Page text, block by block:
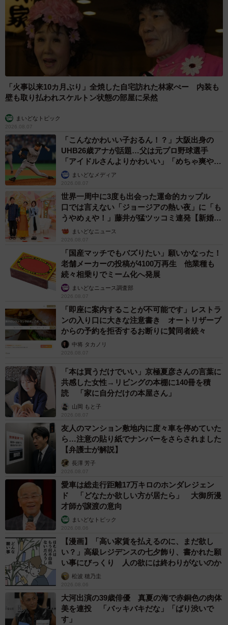
「火事以来10カ月ぶり」全焼した自宅訪れた林家ぺー 内装も
壁も取り払われスケルトン状態の部屋に呆然
まいどなトピック
2026.08.07
「こんなかわいい子おるん！？」大阪出身の
UHB26歳アナが話題…父は元プロ野球選手
「アイドルさんよりかわいい」「めちゃ爽や
か」まいどなメディア
2026.08.07
世界一周中に3度も出会った運命的カップル
口では言えない「ジョージアの熱い夜」に「も
うやめぇや！」藤井が猛ツッコミ連発【新婚さ
ん】まいどなニュース
2026.08.07
「国産マッチでもバズりたい」願いかなった！
老舗メーカーの投稿が4100万再生 他業種も
続々相乗りでミーム化へ発展
まいどなニュース調査部
2026.08.07
「即座に案内することが不可能です」レストラ
ンの入り口に大きな注意書き オートリザーブ
からの予約を拒否するお断りに賛同者続々
中将 タカノリ
2026.08.07
「本は買うだけでいい」京極夏彦さんの言葉に
共感した女性→リビングの本棚に140冊を積
読 「家に自分だけの本屋さん」
山岡 もと子
2026.08.07
友人のマンション敷地内に度々車を停めていた
ら…注意の貼り紙でナンバーをさらされました
【弁護士が解説】
長澤 芳子
2026.08.07
愛車は総走行距離17万キロのホンダレジェン
ド 「どなたか欲しい方が居たら」 大御所漫
才師が譲渡の意向
まいどなトピック
2026.08.06
【漫画】「高い家賃を払えるのに、まだ欲し
い？」高級レジデンスの七夕飾り、書かれた願
い事にびっくり 人の欲には終わりがないのか
松波 穂乃圭
2026.08.06
大河出演の39歳俳優 真夏の海で赤銅色の肉体
美を連投 「バッキバキだな」「ばり渋いで
す」